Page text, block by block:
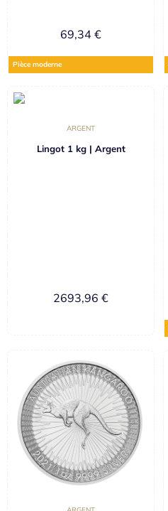
69,34 €
Pièce moderne
ARGENT
Lingot 1 kg | Argent
2693,96 €